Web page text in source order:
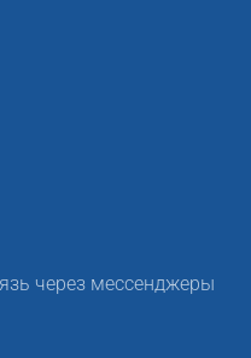
через мессенджеры